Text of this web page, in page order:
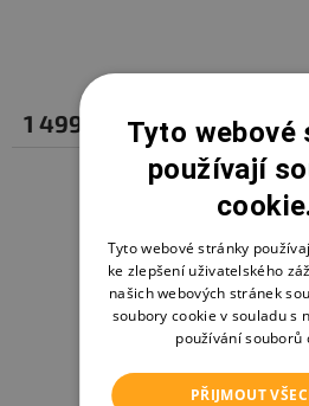
1 499 Kč
Tyto webové
používají
Tyto webové stránky
ke zlepšení uživatelského
našich webových stránek
soubory cookie v souladu s
používání souborů
PŘIJMOUT